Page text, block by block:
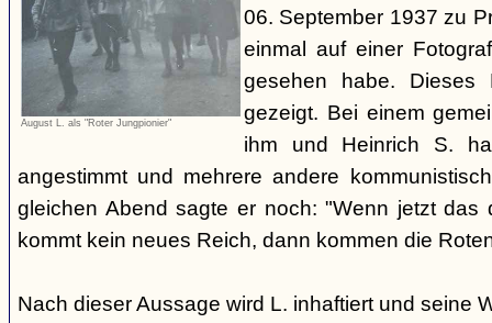
August L. als "Roter Jungpionier"
06. September 1937 zu
einmal auf einer
gesehen habe.
gezeigt. Bei einem
ihm und Heinrich S.
angestimmt und mehrere andere
gleichen Abend sagte er noch: "Wenn jetzt das
kommt kein neues Reich, dann kommen die
Nach dieser Aussage wird L. inhaftiert und seine